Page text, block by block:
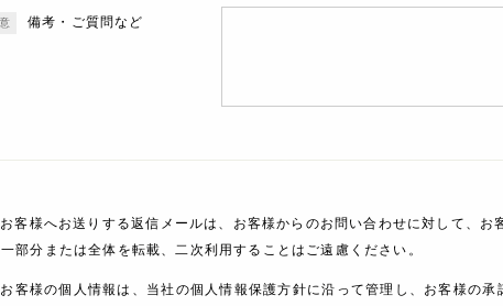
備考・ご質問など
お客様へお送りする返信メールは、お客様からのお問い合わせに対して、
一部分または全体を転載、二次利用することはご遠慮ください。
お客様の個人情報は、当社の個人情報保護方針に沿って管理し、お客様の